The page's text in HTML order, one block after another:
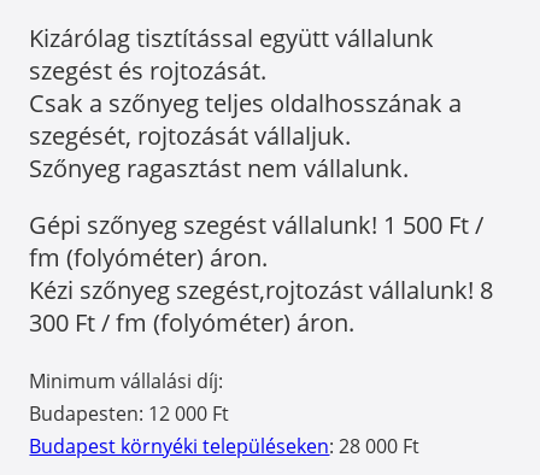
Kizárólag tisztítással együtt vállalunk
szegést és rojtozását.
Csak a szőnyeg teljes oldalhosszának a
szegését, rojtozását vállaljuk.
Szőnyeg ragasztást nem vállalunk.
Gépi szőnyeg szegést vállalunk! 1 500 Ft /
fm (folyóméter) áron.
Kézi szőnyeg szegést,rojtozást vállalunk! 8
300 Ft / fm (folyóméter) áron.
Minimum vállalási díj:
Budapesten: 12 000 Ft
Budapest környéki településeken: 28 000 Ft